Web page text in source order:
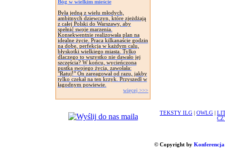
Bóg w wielkim mieście
Była jedną z wielu młodych,
ambitnych dziewczyn, które zjeżdżają
z całej Polski do Warszawy, aby
spełnić swoje marzenia.
Konsekwentnie realizowała plan na
idealne życie. Praca kilkanaście godzin
na dobę, perfekcja w każdym calu,
błyskotki wielkiego miasta. Tylko
dlaczego to wszystko nie dawało jej
szczęścia? W końcu, wycieńczona
pustką swojego życia, zawołała:
"Ratuj!" On zareagował od razu, jakby
tylko czekał na ten krzyk. Przyszedł w
łagodnym powiewie.
więcej >>>
TEKSTY ILG OWLG
© Copyright by Konferencja